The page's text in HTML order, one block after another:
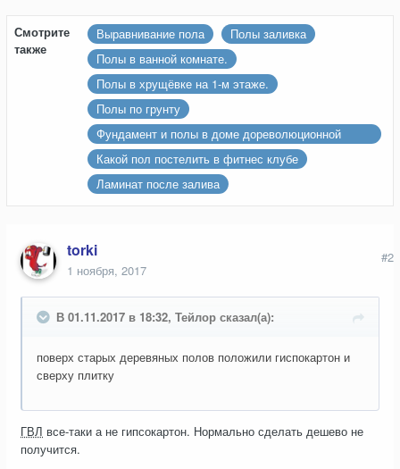
Смотрите
также
Выравнивание пола
Полы заливка
Полы в ванной комнате.
Полы в хрущёвке на 1-м этаже.
Полы по грунту
Фундамент и полы в доме дореволюционной
постройки
Какой пол постелить в фитнес клубе
Ламинат после залива
torki
1 ноября, 2017
#2
В 01.11.2017 в 18:32, Тейлор сказал(а):
поверх старых деревяных полов положили гиспокартон и
сверху плитку
ГВЛ все-таки а не гипсокартон. Нормально сделать дешево не
получится.